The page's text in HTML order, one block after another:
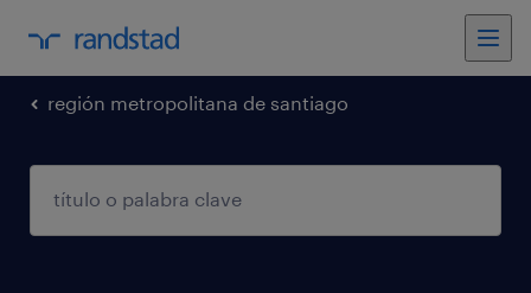
región metropolitana de santiago